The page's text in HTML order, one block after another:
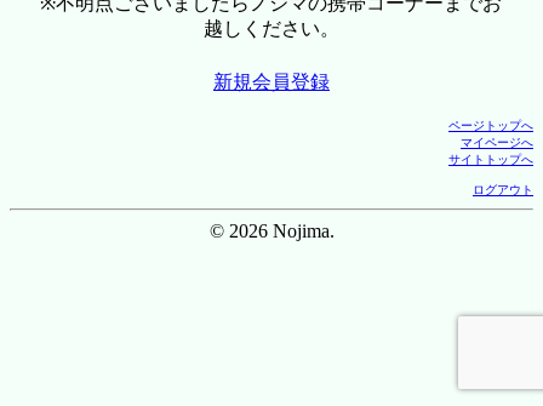
越しください。
新規会員登録
ページトップへ
マイページへ
サイトトップへ
ログアウト
© 2026 Nojima.